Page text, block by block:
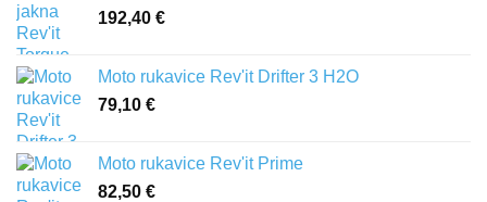
192,40 €
Moto rukavice Rev'it Drifter 3 H2O
79,10 €
Moto rukavice Rev'it Prime
82,50 €